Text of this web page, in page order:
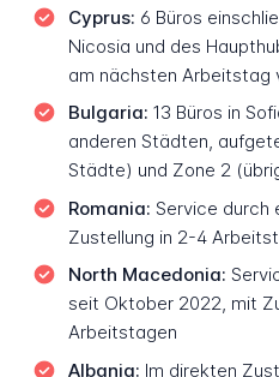
Cyprus: 6 Büros
Nicosia und des
am nächsten Arbeitstag
Bulgaria: 13 Büros in
anderen Städten,
Städte) und Zone 2
Romania: Service durch
Zustellung in 2-4
North Macedonia:
seit Oktober 2022, mit
Arbeitstagen
Albania: Im direkten